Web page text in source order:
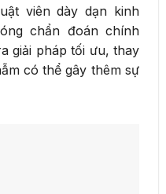
viên dày dạn kinh
chẩn đoán chính
giải pháp tối ưu, thay
có thể gây thêm sự